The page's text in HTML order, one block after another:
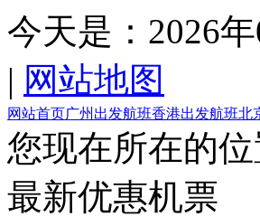
今天是： 2026
| 网站地图
网站首页广州出发航班香港出发航班北
您现在所在的位
最新优惠机票